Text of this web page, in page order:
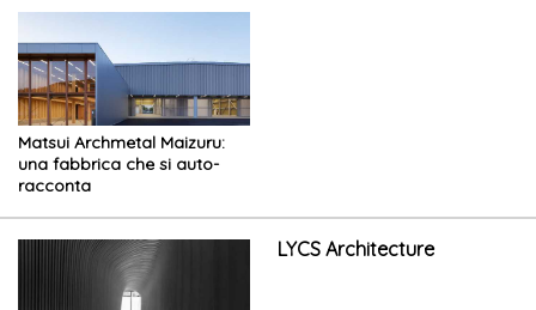
Matsui Archmetal Maizuru:
una fabbrica che si auto-
racconta
LYCS Architecture